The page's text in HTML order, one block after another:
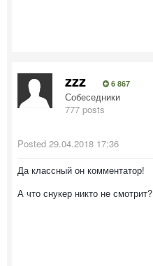
zzz 6 867
Собеседники
777 posts
Posted 29.04.2018 17:36
Да классный он комментатор!
А что снукер никто не смотрит?